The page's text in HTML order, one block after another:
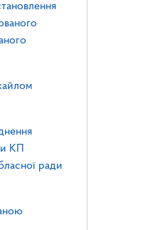
КП
ради